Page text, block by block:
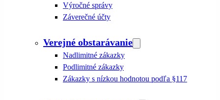
Výročné správy
Záverečné účty
Verejné obstarávanie
Nadlimitné zákazky
Podlimitné zákazky
Zákazky s nízkou hodnotou podľa §117